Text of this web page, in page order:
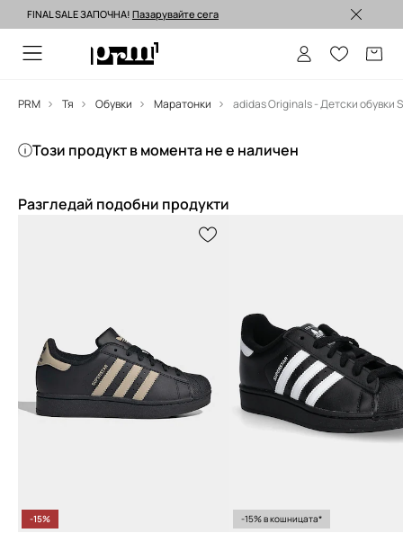
Изпращане до 24 часа >
FINAL SALE ЗАПОЧНА! Пазарувайте сега
PRM Тя Обувки Маратонки
Този продукт в момента не е наличен
Разгледай подобни продукти
-15% -15% в кошницата*